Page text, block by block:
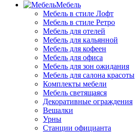
Мебель
Мебель в стиле Лофт
Мебель в стиле Ретро
Мебель для отелей
Мебель для кальянной
Мебель для кофеен
Мебель для офиса
Мебель для зон ожидания
Мебель для салона красоты
Комплекты мебели
Мебель светящаяся
Декоративные ограждения
Вешалки
Урны
Станции официанта